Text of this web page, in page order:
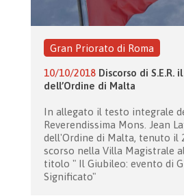
Gran Priorato di Roma
10/10/2018 Discorso di S.E.R.
dell’Ordine di Malta
In allegato il testo integrale
Reverendissima Mons. Jean
dell'Ordine di Malta, tenuto il
scorso nella Villa Magistrale
titolo " Il Giubileo: evento di
Significato"